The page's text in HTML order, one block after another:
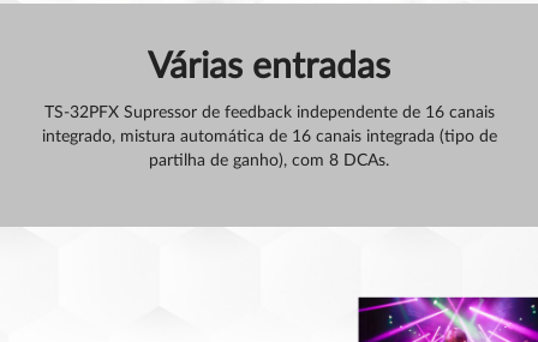
Várias entradas
TS-32PFX Supressor de feedback independente de 16 canais
integrado, mistura automática de 16 canais integrada (tipo de
partilha de ganho), com 8 DCAs.